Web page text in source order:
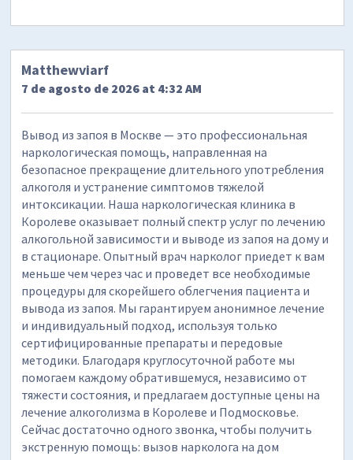
Matthewviarf
7 de agosto de 2026 at 4:32 AM
Вывод из запоя в Москве — это профессиональная
наркологическая помощь, направленная на
безопасное прекращение длительного употребления
алкоголя и устранение симптомов тяжелой
интоксикации. Наша наркологическая клиника в
Королеве оказывает полный спектр услуг по лечению
алкогольной зависимости и выводе из запоя на дому и
в стационаре. Опытный врач нарколог приедет к вам
меньше чем через час и проведет все необходимые
процедуры для скорейшего облегчения пациента и
вывода из запоя. Мы гарантируем анонимное лечение
и индивидуальный подход, используя только
сертифицированные препараты и передовые
методики. Благодаря круглосуточной работе мы
помогаем каждому обратившемуся, независимо от
тяжести состояния, и предлагаем доступные цены на
лечение алкоголизма в Королеве и Подмосковье.
Сейчас достаточно одного звонка, чтобы получить
экстренную помощь: вызов нарколога на дом